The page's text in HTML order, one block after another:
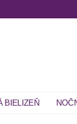
BIELIZEŇ